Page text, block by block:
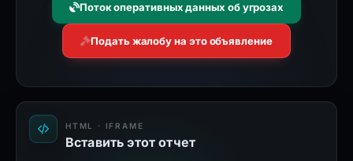
Поток оперативных данных об угрозах
Подать жалобу на это объявление
HTML · IFRAME
Вставить этот отчет